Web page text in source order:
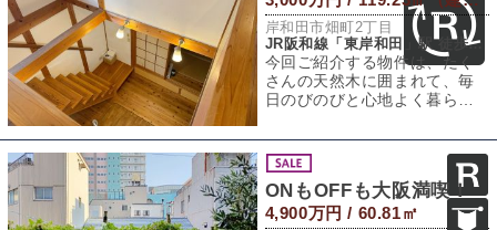
岸和田市畑町2丁目
JR阪和線「東岸和田」駅 徒歩13分
今回ご紹介する物件は、たく
さんの天然木に囲まれて、毎
日のびのびと心地よく暮らせ
役は、贅沢に使
ONもOFFも大阪満喫！
4,900万円 / 60.81㎡